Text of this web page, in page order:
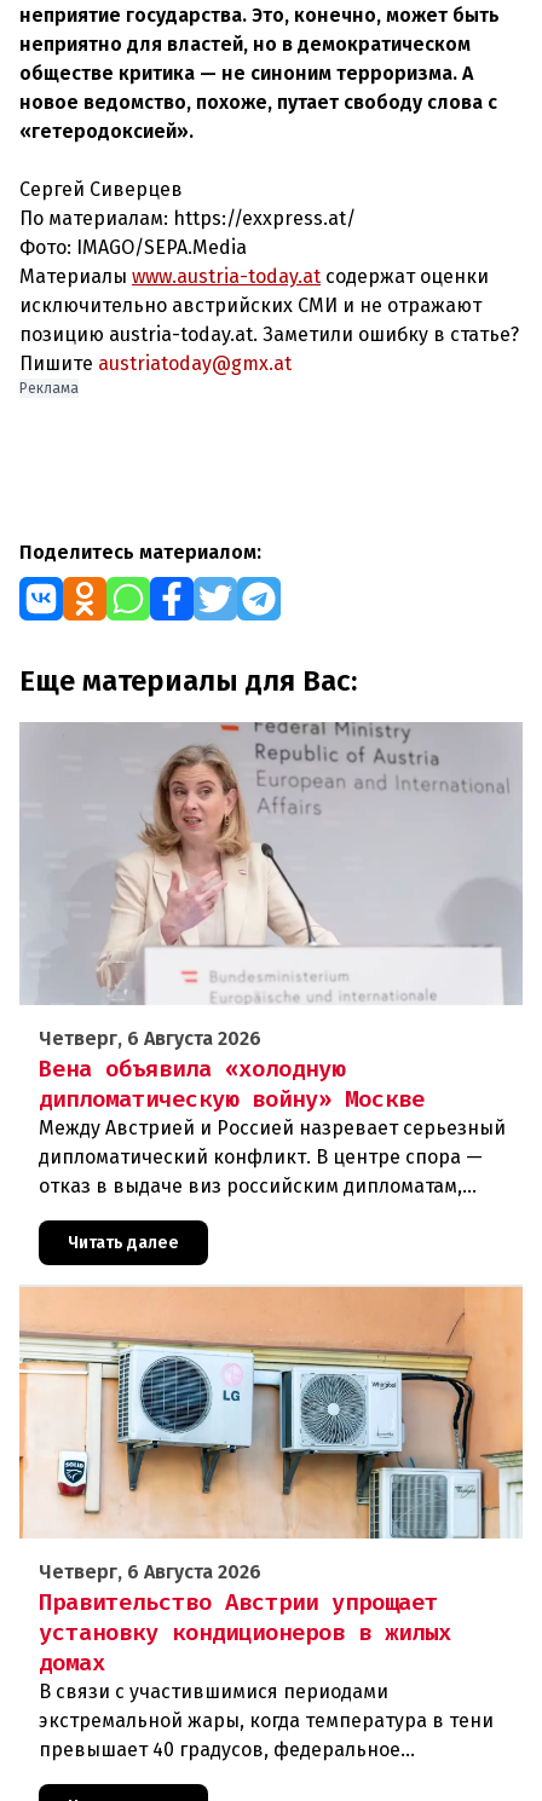
неприятие государства. Это, конечно, может быть
неприятно для властей, но в демократическом
обществе критика — не синоним терроризма. А
новое ведомство, похоже, путает свободу слова с
«гетеродоксией».
Сергей Сиверцев
По материалам: https://exxpress.at/
Фото: IMAGO/SEPA.Media
Материалы www.austria-today.at содержат оценки
исключительно австрийских СМИ и не отражают
позицию austria-today.at. Заметили ошибку в статье?
Пишите austriatoday@gmx.at
Реклама
Поделитесь материалом:
Еще материалы для Вас:
Четверг, 6 Августа 2026
Вена объявила «холодную
дипломатическую войну» Москве
Между Австрией и Россией назревает серьезный
дипломатический конфликт. В центре спора —
отказ в выдаче виз российским дипломатам,
сотрудникам посольства и работникам
международных организаций, которые
Читать далее
Четверг, 6 Августа 2026
Правительство Австрии упрощает
установку кондиционеров в жилых
домах
В связи с участившимися периодами
экстремальной жары, когда температура в тени
превышает 40 градусов, федеральное
правительство Австрии взялось за решение